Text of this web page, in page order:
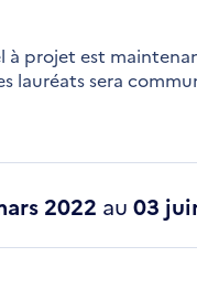
à projet est
lauréats sera
2022 au 03